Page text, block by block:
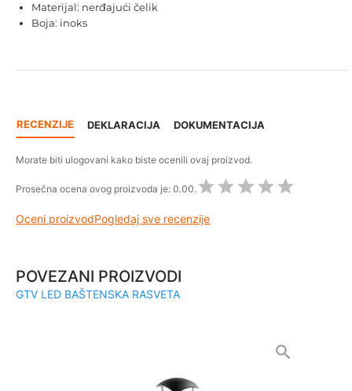
Materijal: nerđajući čelik
Boja: inoks
RECENZIJE DEKLARACIJA DOKUMENTACIJA
Morate biti ulogovani kako biste ocenili ovaj proizvod.
Prosečna ocena ovog proizvoda je: 0.00.
Oceni proizvodPogledaj sve recenzije
POVEZANI PROIZVODI
GTV LED BAŠTENSKA RASVETA